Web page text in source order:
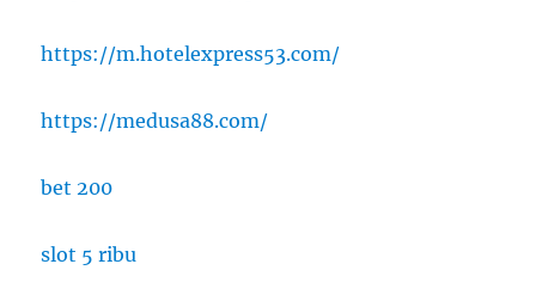
https://m.hotelexpress53.com/
https://medusa88.com/
bet 200
slot 5 ribu